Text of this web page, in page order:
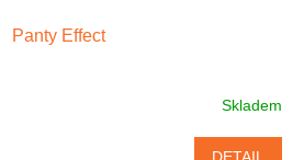
Panty Effect
Skladem